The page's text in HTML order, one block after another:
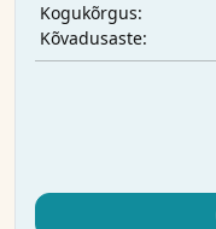
Kogukõrgus:
Kõvadusaste: